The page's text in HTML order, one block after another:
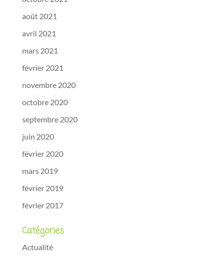
août 2021
avril 2021
mars 2021
février 2021
novembre 2020
octobre 2020
septembre 2020
juin 2020
février 2020
mars 2019
février 2019
février 2017
Catégories
Actualité